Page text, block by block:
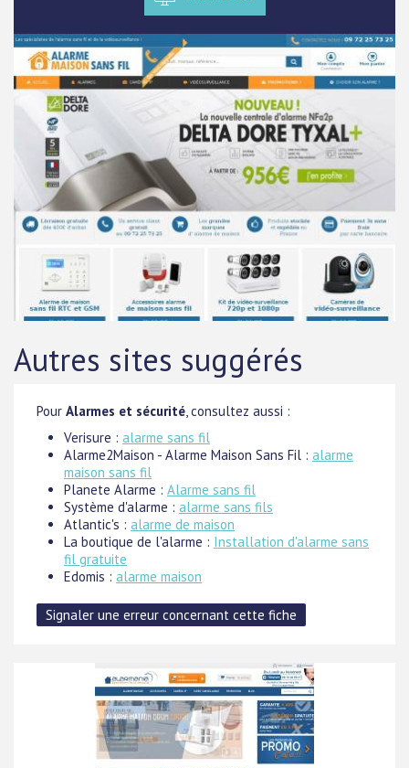
Autres sites suggérés
Pour Alarmes et sécurité, consultez aussi :
Verisure : alarme sans fil
Alarme2Maison - Alarme Maison Sans Fil : alarme
maison sans fil
Planete Alarme : Alarme sans fil
Système d'alarme : alarme sans fils
Atlantic's : alarme de maison
La boutique de l'alarme : Installation d'alarme sans
fil gratuite
Edomis : alarme maison